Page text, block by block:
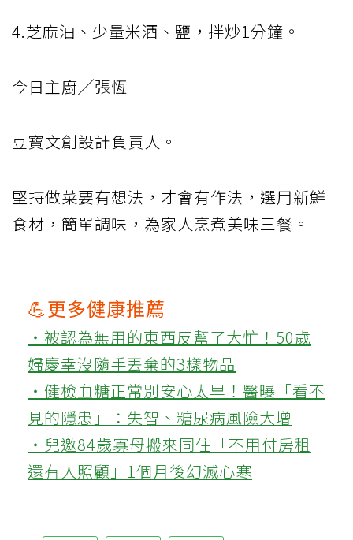
4.芝麻油、少量米酒、鹽，拌炒1分鐘。
今日主廚╱張恆
豆寶文創設計負責人。
堅持做菜要有想法，才會有作法，選用新鮮
食材，簡單調味，為家人烹煮美味三餐。
💪更多健康推薦
‧被認為無用的東西反幫了大忙！50歲
婦慶幸沒隨手丟棄的3樣物品
‧健檢血糖正常別安心太早！醫曝「看不
見的隱患」：失智、糖尿病風險大增
‧兒邀84歲寡母搬來同住「不用付房租
還有人照顧」1個月後幻滅心寒